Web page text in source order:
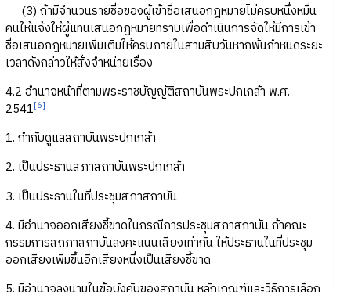
(3) ถ้ามีจำนวนรายชื่อของผู้เข้าชื่อเสนอกฎหมายไม่ครบหนึ่งหมื่น
คนให้แจ้งให้ผู้แทนเสนอกฎหมายทราบเพื่อดำเนินการจัดให้มีการเข้า
ชื่อเสนอกฎหมายเพิ่มเติมให้ครบภายในสามสิบวันหากพ้นกำหนดระยะ
เวลาดังกล่าวให้สั่งจำหน่ายเรื่อง
4.2 อำนาจหน้าที่ตามพระราชบัญญัติสถาบันพระปกเกล้า พ.ศ.
2541[6]
1. กำกับดูแลสถาบันพระปกเกล้า
2. เป็นประธานสภาสถาบันพระปกเกล้า
3. เป็นประธานในที่ประชุมสภาสถาบัน
4. มีอำนาจออกเสียงชี้ขาดในกรณีการประชุมสภาสถาบัน ถ้าคณะ
กรรมการสถภาสถาบันลงคะแนนเสียงเท่ากัน ให้ประธานในที่ประชุม
ออกเสียงเพิ่มขึ้นอีกเสียงหนึ่งเป็นเสียงชี้ขาด